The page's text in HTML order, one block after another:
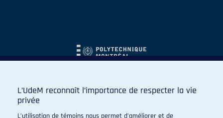
L’UdeM reconnaît l’importance de respecter la vie
privée
L’utilisation de témoins nous permet d’améliorer et de